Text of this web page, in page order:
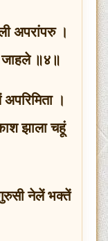
अपरांपरु ।
जाहले ॥४॥
।
झाला चहूं
नेलें भक्तें